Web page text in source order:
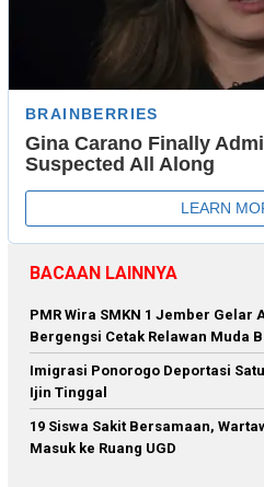
BACAAN LAINNYA
PMR Wira SMKN 1 Jember Gelar
Bergengsi Cetak Relawan Muda
Imigrasi Ponorogo Deportasi
Ijin Tinggal
19 Siswa Sakit Bersamaan,
Masuk ke Ruang UGD